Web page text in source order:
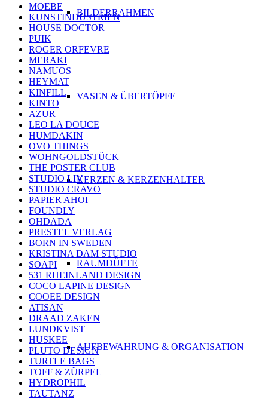
BILDERRAHMEN
VASEN & ÜBERTÖPFE
KERZEN & KERZENHALTER
RAUMDÜFTE
AUFBEWAHRUNG & ORGANISATION
MOEBE
KUNSTINDUSTRIEN
HOUSE DOCTOR
PUIK
ROGER ORFEVRE
MERAKI
NAMUOS
HEYMAT
KINFILL
KINTO
AZUR
LEO LA DOUCE
HUMDAKIN
OVO THINGS
WOHNGOLDSTÜCK
THE POSTER CLUB
STUDIO LIV
STUDIO CRAVO
PAPIER AHOI
FOUNDLY
OHDADA
PRESTEL VERLAG
BORN IN SWEDEN
KRISTINA DAM STUDIO
SOAPI
531 RHEINLAND DESIGN
COCO LAPINE DESIGN
COOEE DESIGN
ATISAN
DRAAD ZAKEN
LUNDKVIST
HUSKEE
PLUTO DESIGN
TURTLE BAGS
TOFF & ZÜRPEL
HYDROPHIL
TAUTANZ